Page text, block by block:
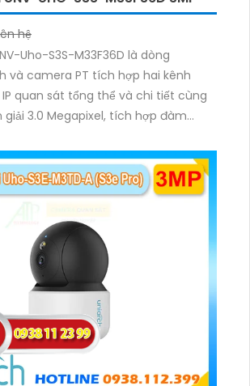
hệ
Uho-S3S-M33F36D là dòng
và camera PT tích hợp hai kênh
quan sát tổng thể và chi tiết cùng
giải 3.0 Megapixel, tích hợp đàm
10m.